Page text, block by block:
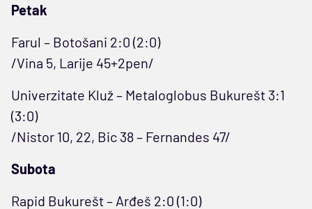
Petak
Farul – Botošani 2:0 (2:0)
/Vina 5, Larije 45+2pen/
Univerzitate Kluž – Metaloglobus Bukurešt 3:1
(3:0)
/Nistor 10, 22, Bic 38 – Fernandes 47/
Subota
Rapid Bukurešt – Arđeš 2:0 (1:0)